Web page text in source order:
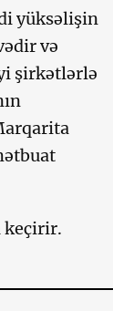
yüksəlişin
və
şirkətlərlə
keçirir.